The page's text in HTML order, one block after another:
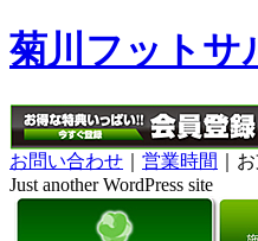
菊川フットサ
お問い合わせ 営業時間
｜
Just another WordPress site